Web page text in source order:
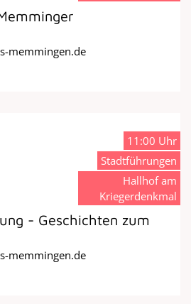
memmingen.de
- Geschichten zum
memmingen.de
11:00 Uhr
Stadtführungen
Hallhof am
Kriegerdenkmal